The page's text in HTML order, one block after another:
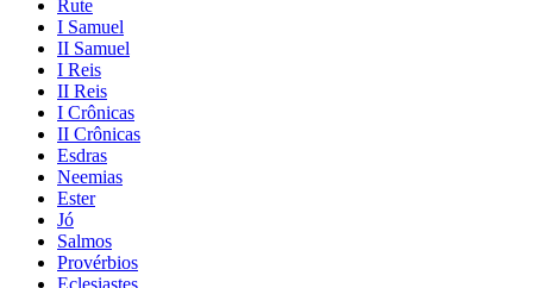
Rute
I Samuel
II Samuel
I Reis
II Reis
I Crônicas
II Crônicas
Esdras
Neemias
Ester
Jó
Salmos
Provérbios
Eclesiastes